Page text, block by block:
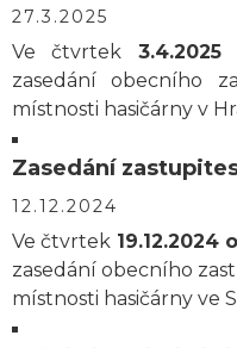
27.3.2025
Ve čtvrtek 3.4.2025
zasedání obecního
místnosti hasičárny v
Zasedání
12.12.2024
Ve čtvrtek 19.12.2024
zasedání obecního
místnosti hasičárny ve